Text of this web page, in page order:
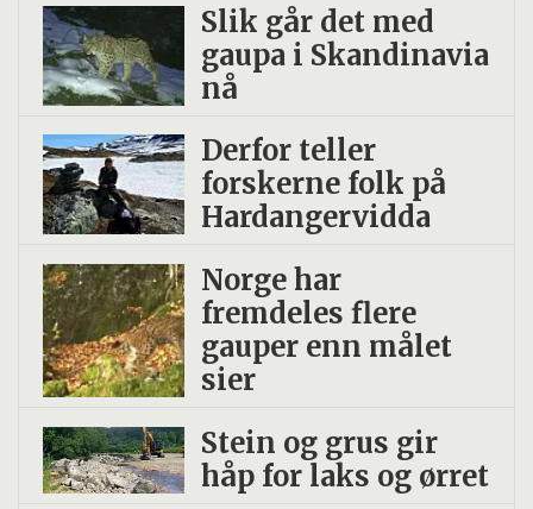
Slik går det med
gaupa i Skandinavia
nå
Derfor teller
forskerne folk på
Hardangervidda
Norge har
fremdeles flere
gauper enn målet
sier
Stein og grus gir
håp for laks og ørret